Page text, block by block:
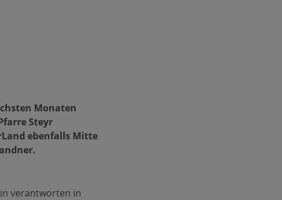
Monaten
Steyr
ebenfalls Mitte
verantworten in